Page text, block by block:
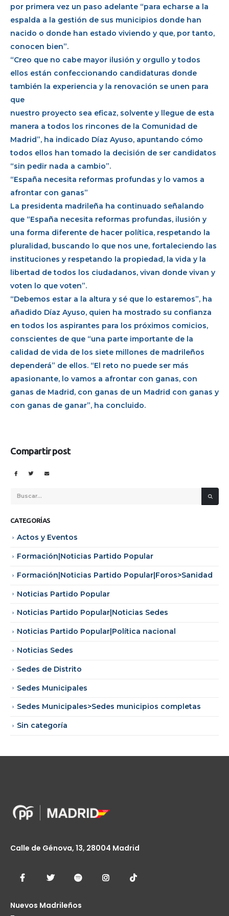
por primera vez un paso adelante “para echarse a la
espalda a la gestión de sus municipios donde han
nacido o donde han estado viviendo y que, por tanto,
conocen bien”.
“Creo que no cabe mayor ilusión y orgullo y todos
ellos están confeccionando candidaturas donde
también la experiencia y la renovación se unen para
que
nuestro proyecto sea eficaz, solvente y llegue de esta
manera a todos los rincones de la Comunidad de
Madrid”, ha indicado Díaz Ayuso, apuntando cómo
todos ellos han tomado la decisión de ser candidatos
“sin pedir nada a cambio”.
“España necesita reformas profundas y lo vamos a
afrontar con ganas”
La presidenta madrileña ha continuado señalando
que “España necesita reformas profundas, ilusión y
una forma diferente de hacer política, respetando la
pluralidad, buscando lo que nos une, fortaleciendo las
instituciones y respetando la propiedad, la vida y la
libertad de todos los ciudadanos, vivan donde vivan y
voten lo que voten”.
“Debemos estar a la altura y sé que lo estaremos”, ha
añadido Díaz Ayuso, quien ha mostrado su confianza
en todos los aspirantes para los próximos comicios,
conscientes de que “una parte importante de la
calidad de vida de los siete millones de madrileños
dependerá” de ellos. “El reto no puede ser más
apasionante, lo vamos a afrontar con ganas, con
ganas de Madrid, con ganas de un Madrid con ganas y
con ganas de ganar”, ha concluido.
Compartir post
CATEGORÍAS
Actos y Eventos
Formación|Noticias Partido Popular
Formación|Noticias Partido Popular|Foros>Sanidad
Noticias Partido Popular
Noticias Partido Popular|Noticias Sedes
Noticias Partido Popular|Política nacional
Noticias Sedes
Sedes de Distrito
Sedes Municipales
Sedes Municipales>Sedes municipios completas
Sin categoría
Calle de Génova, 13, 28004 Madrid
Nuevos Madrileños